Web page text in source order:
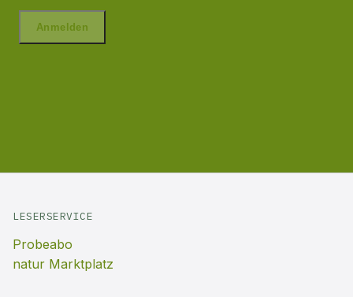
LESERSERVICE
Probeabo
natur Marktplatz